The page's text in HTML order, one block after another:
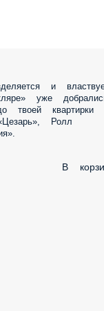
и
уже
квартирки
Ролл
В